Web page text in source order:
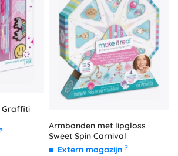
Graffiti
?
Armbanden met lipgloss
Sweet Spin Carnival
Extern magazijn ?